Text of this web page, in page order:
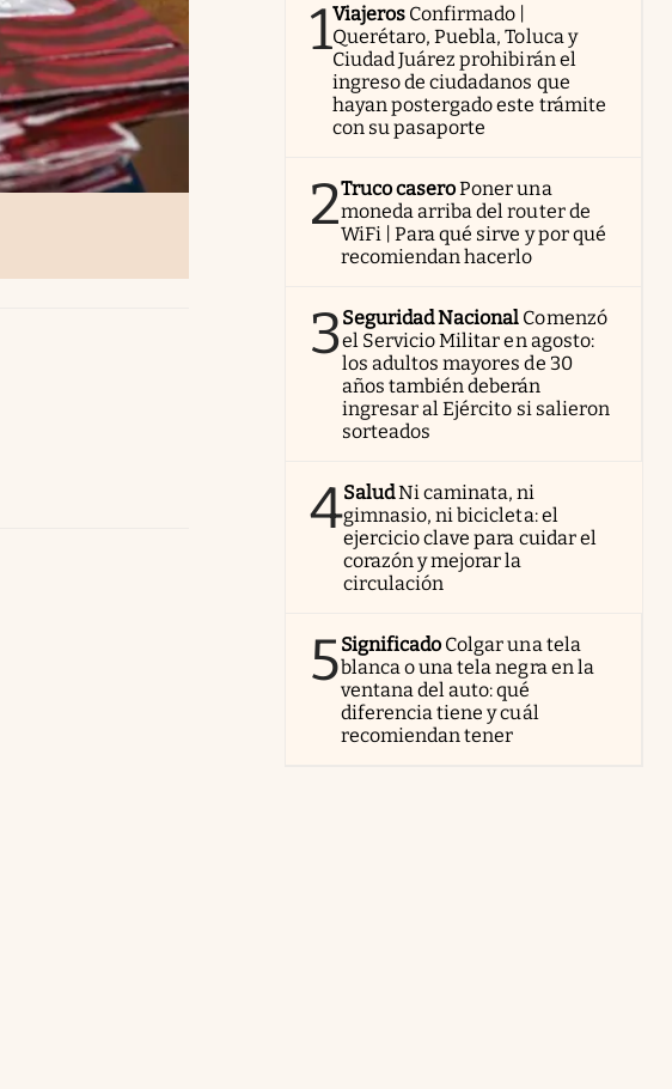
1Viajeros Confirmado |
Querétaro, Puebla, Toluca y
Ciudad Juárez prohibirán el
ingreso de ciudadanos que
hayan postergado este trámite
con su pasaporte
2Truco caseroPoner una
moneda arriba del router de
WiFi | Para qué sirve y por qué
recomiendan hacerlo
3Seguridad Nacional Comenzó
el Servicio Militar en agosto:
los adultos mayores de 30
años también deberán
ingresar al Ejército si salieron
sorteados
4SaludNi caminata, ni
gimnasio, ni bicicleta: el
ejercicio clave para cuidar el
corazón y mejorar la
circulación
5Significado Colgar una tela
blanca o una tela negra en la
ventana del auto: qué
diferencia tiene y cuál
recomiendan tener